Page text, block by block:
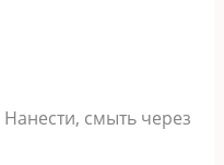
Haнecти, cмыть чepeз